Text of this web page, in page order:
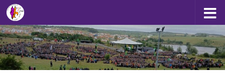
Doorgaan naar inhoud